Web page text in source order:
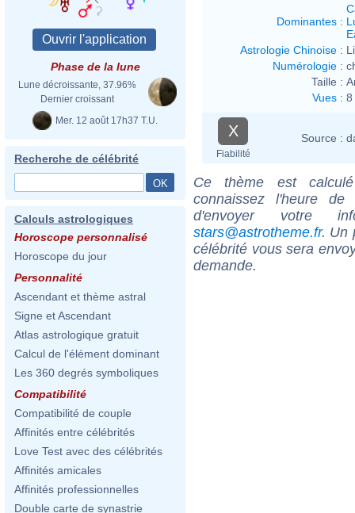
Phase de la lune
Lune décroissante, 37.96%
Dernier croissant
Mer. 12 août 17h37 T.U.
Recherche de célébrité
Calculs astrologiques
Horoscope personnalisé
Horoscope du jour
Personnalité
Ascendant et thème astral
Signe et Ascendant
Atlas astrologique gratuit
Calcul de l'élément dominant
Les 360 degrés symboliques
Compatibilité
Compatibilité de couple
Affinités entre célébrités
Love Test avec des célébrités
Affinités amicales
Affinités professionnelles
Double carte de synastrie
Dominantes :
Astrologie Chinoise :
Numérologie :
Taille :
Vues : 8
X
Fiabilité
Source :
Ce thème est
connaissez l'heure de
d'envoyer votre
stars@astrotheme.fr. Un
célébrité vous sera
demande.